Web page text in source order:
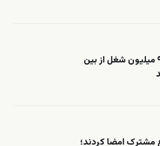
حسابی که کسی انتظارش را نداشت: ۹۲ میلیون شغل از بین
مشترک امضا کردند؛